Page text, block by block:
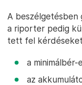
A beszélgetésben
a riporter pedig
tett fel
a minimálbér-
az